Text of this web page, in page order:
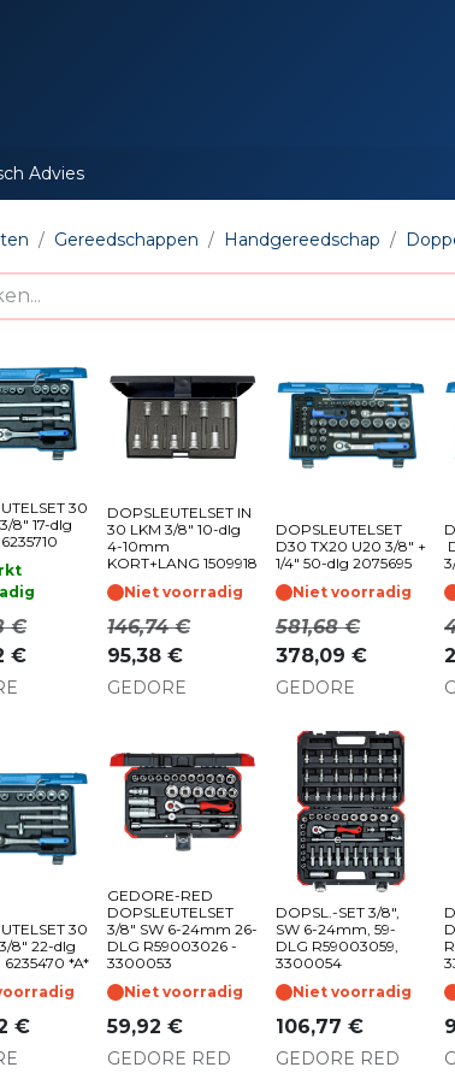
Advies
Gereedschappen Handgereedschap
30
8" 17-dlg
€
€
DOPSLEUTELSET IN
30 LKM 3/8" 10-dlg
4-10mm
KORT+LANG 1509918
Niet voorradig
146,74€
95,38 €
GEDORE
DOPSLEUTELSET
D30 TX20 U20 3/8" +
1/4" 50-dlg 2075695
Niet voorradig
581,68€
378,09 €
GEDORE
30
8" 22-dlg
*A*
€
GEDORE-RED
DOPSLEUTELSET
3/8" SW 6-24mm 26-
DLG R59003026 -
3300053
Niet voorradig
59,92 €
GEDORE RED
DOPSL.-SET 3/8",
SW 6-24mm, 59-
DLG R59003059,
3300054
Niet voorradig
106,77 €
GEDORE RED